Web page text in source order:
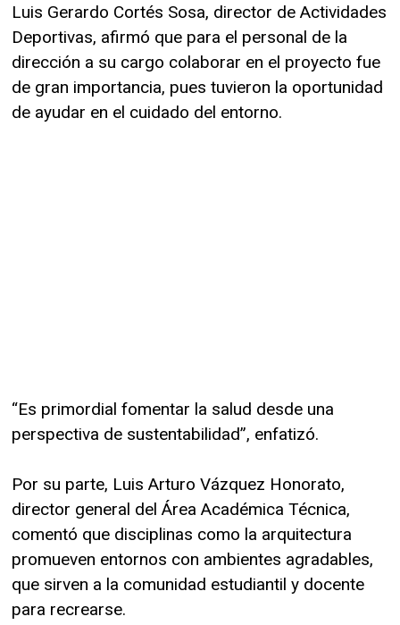
Luis Gerardo Cortés Sosa, director de Actividades
Deportivas, afirmó que para el personal de la
dirección a su cargo colaborar en el proyecto fue
de gran importancia, pues tuvieron la oportunidad
de ayudar en el cuidado del entorno.
“Es primordial fomentar la salud desde una
perspectiva de sustentabilidad”, enfatizó.
Por su parte, Luis Arturo Vázquez Honorato,
director general del Área Académica Técnica,
comentó que disciplinas como la arquitectura
promueven entornos con ambientes agradables,
que sirven a la comunidad estudiantil y docente
para recrearse.